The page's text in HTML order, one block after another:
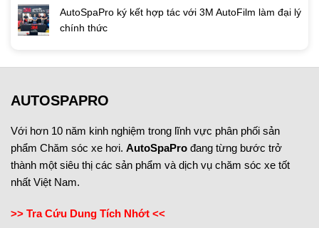
AutoSpaPro ký kết hợp tác với 3M AutoFilm làm đại lý
chính thức
AUTOSPAPRO
Với hơn 10 năm kinh nghiệm trong lĩnh vực phân phối sản
phẩm Chăm sóc xe hơi. AutoSpaPro đang từng bước trở
thành một siêu thị các sản phẩm và dịch vụ chăm sóc xe tốt
nhất Việt Nam.
>> Tra Cứu Dung Tích Nhớt <<